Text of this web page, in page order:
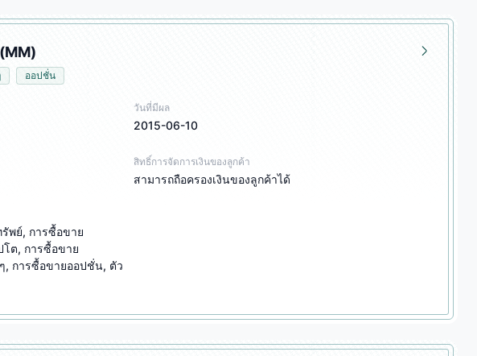
ออปชั่น
วันที่มีผล
2015-06-10
สิทธิ์การจัดการเงินของลูกค้า
สามารถถือครองเงินของลูกค้าได้
พย์, การซื้อขาย
ต, การซื้อขาย
การซื้อขายออปชั่น, ตัว